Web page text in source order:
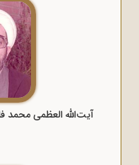
آیت‌الله العظمی محمد فاضل